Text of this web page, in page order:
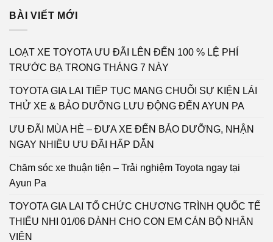
BÀI VIẾT MỚI
LOẠT XE TOYOTA ƯU ĐÃI LÊN ĐẾN 100 % LỆ PHÍ
TRƯỚC BẠ TRONG THÁNG 7 NÀY
TOYOTA GIA LAI TIẾP TỤC MANG CHUỖI SỰ KIỆN LÁI
THỬ XE & BẢO DƯỠNG LƯU ĐỘNG ĐẾN AYUN PA
ƯU ĐÃI MÙA HÈ – ĐƯA XE ĐẾN BẢO DƯỠNG, NHẬN
NGAY NHIỀU ƯU ĐÃI HẤP DẪN
Chăm sóc xe thuận tiện – Trải nghiệm Toyota ngay tại
Ayun Pa
TOYOTA GIA LAI TỔ CHỨC CHƯƠNG TRÌNH QUỐC TẾ
THIẾU NHI 01/06 DÀNH CHO CON EM CÁN BỘ NHÂN
VIÊN